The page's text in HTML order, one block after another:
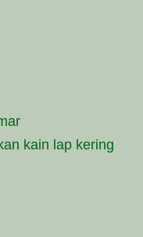
kain lap kering